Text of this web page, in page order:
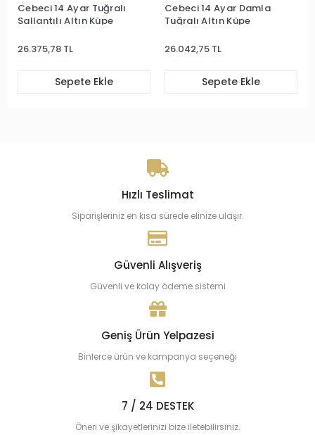
Cebeci 14 Ayar Tuğralı
Sallantılı Altın Küpe
26.375,78 TL
Sepete Ekle
Cebeci 14 Ayar Damla
Tuğralı Altın Küpe
26.042,75 TL
Sepete Ekle
Hızlı Teslimat
Siparişleriniz en kısa sürede elinize ulaşır.
Güvenli Alışveriş
Güvenli ve kolay ödeme sistemi
Geniş Ürün Yelpazesi
Binlerce ürün ve kampanya seçeneği
7 / 24 DESTEK
Öneri ve şikayetlerinizi bize iletebilirsiniz.